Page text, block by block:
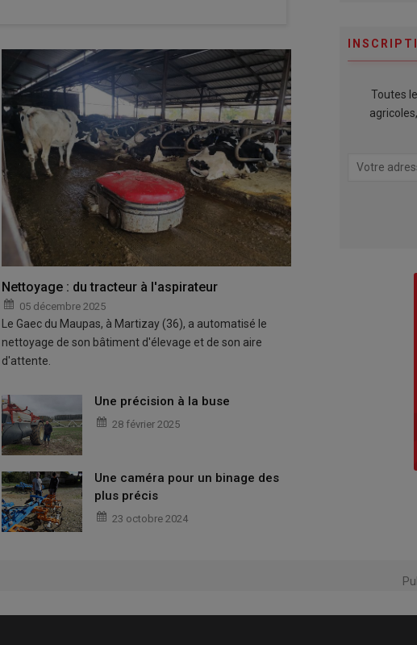
Nettoyage : du tracteur à l'aspirateur
05 décembre 2025
Le Gaec du Maupas, à Martizay (36), a automatisé le
nettoyage de son bâtiment d'élevage et de son aire
d'attente.
Une précision à la buse
28 février 2025
Une caméra pour un binage des
plus précis
23 octobre 2024
Toutes